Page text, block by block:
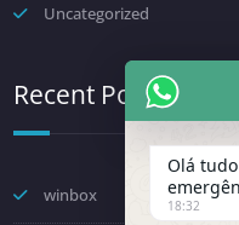
Uncategorized
Recent Posts
winbox
Olá
18:32